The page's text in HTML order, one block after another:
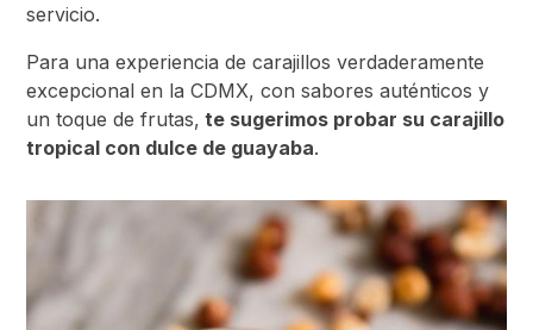
servicio.
Para una experiencia de carajillos verdaderamente
excepcional en la CDMX, con sabores auténticos y
un toque de frutas, te sugerimos probar su carajillo
tropical con dulce de guayaba.